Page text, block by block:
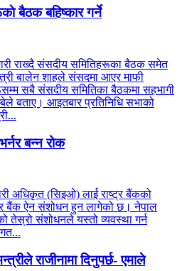
बैठक बहिष्कार गर्ने
राख्दै संसदीय समितिहरूका बैठक समेत
बालेन शाहले संसदमा आएर माफी
सबै संसदीय समितिका बैठकमा सहभागी
बताए। आइतबार प्रतिनिधि सभाको
बन्न रोक
अधिकृत (सिइओ) लाई राष्ट्र बैंकको
बैंक ऐन संशोधन हुन लागेको छ। नेपाल
तेस्रो संशोधनले यस्तो व्यवस्था गर्न
राजीनामा दिनुपर्छ- एमाले